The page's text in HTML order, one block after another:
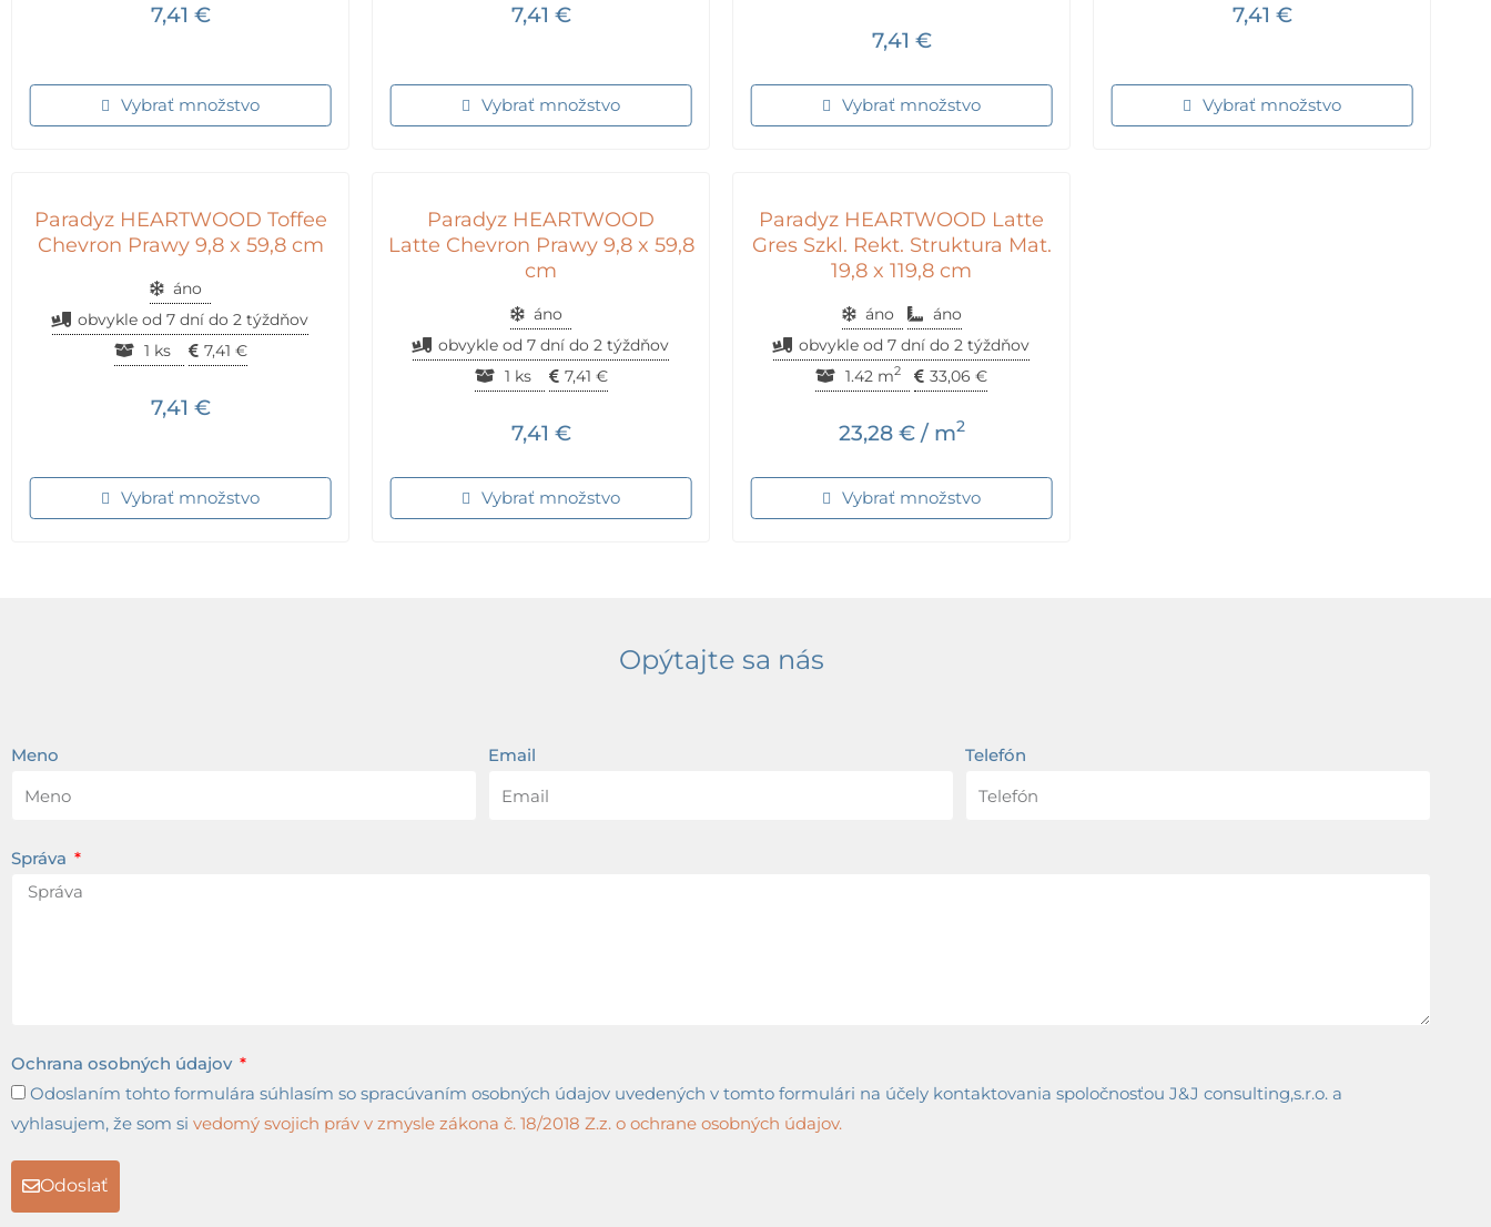
7,41 €
Vybrať množstvo
7,41 €
Vybrať množstvo
7,41 €
Vybrať množstvo
7,41 €
Vybrať množstvo
Paradyz HEARTWOOD Toffee
Chevron Prawy 9,8 x 59,8 cm
áno
obvykle od 7 dní do 2 týždňov
1 ks
7,41 €
7,41 €
Vybrať množstvo
Paradyz HEARTWOOD
Latte Chevron Prawy 9,8 x 59,8
cm
áno
obvykle od 7 dní do 2 týždňov
1 ks
7,41 €
7,41 €
Vybrať množstvo
Paradyz HEARTWOOD Latte
Gres Szkl. Rekt. Struktura Mat.
19,8 x 119,8 cm
áno
áno
obvykle od 7 dní do 2 týždňov
1.42 m2 33,06 €
23,28 €/ m2
Vybrať množstvo
Opýtajte sa nás
Meno Email Telefón
Správa
Ochrana osobných údajov
Odoslaním tohto formulára súhlasím so spracúvaním osobných údajov uvedených v tomto formulári na účely kontaktovania spoločnosťou J&J consulting,s.r.o. a
vyhlasujem, že som si vedomý svojich práv v zmysle zákona č. 18/2018 Z.z. o ochrane osobných údajov.
Odoslať